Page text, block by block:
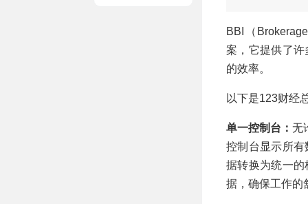
BBI（
案，它提供了
的效率。
以下是123财经
单一控制台：无
控制台显示所
据转换为统一
据，确保工作的